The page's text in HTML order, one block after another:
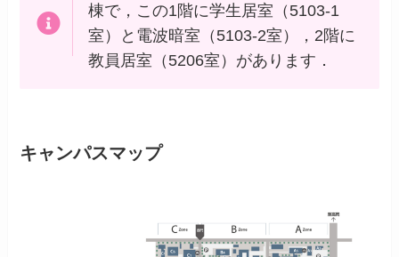
棟で，この1階に学生居室（5103-1
室）と電波暗室（5103-2室），2階に
教員居室（5206室）があります．
キャンパスマップ